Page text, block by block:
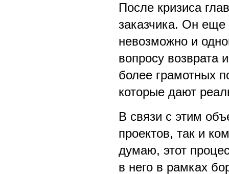
После кризиса
заказчика. Он еще
невозможно и
вопросу возврата
более грамотных
которые дают
В связи с этим
проектов, так и
думаю, этот
в него в рамках